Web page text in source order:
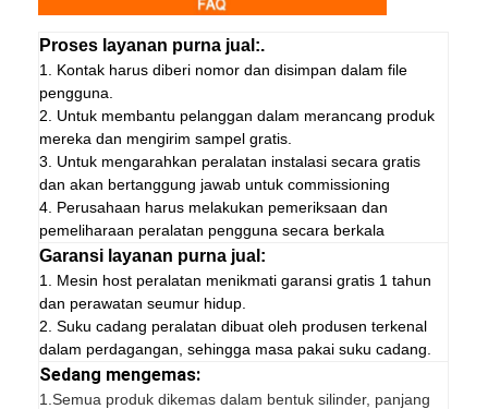
Proses layanan purna jual:.
1. Kontak harus diberi nomor dan disimpan dalam file
pengguna.
2. Untuk membantu pelanggan dalam merancang produk
mereka dan mengirim sampel gratis.
3. Untuk mengarahkan peralatan instalasi secara gratis
dan akan bertanggung jawab untuk commissioning
4. Perusahaan harus melakukan pemeriksaan dan
pemeliharaan peralatan pengguna secara berkala
Garansi layanan purna jual:
1. Mesin host peralatan menikmati garansi gratis 1 tahun
dan perawatan seumur hidup.
2. Suku cadang peralatan dibuat oleh produsen terkenal
dalam perdagangan, sehingga masa pakai suku cadang.
Sedang mengemas:
1.Semua produk dikemas dalam bentuk silinder, panjang